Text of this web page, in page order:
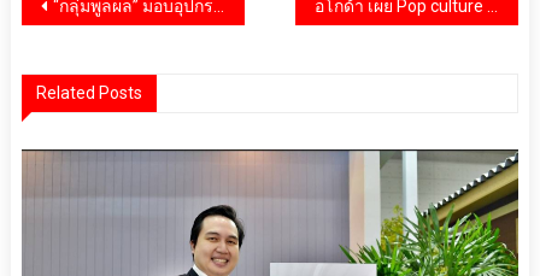
แนะแนว
“กลุ่มพูลผล” มอบอุปกรณ์จำเป็นและเครื่องอุปโภคบริโภค สนับสนุนการปฏิบัติหน้าที่ของกองทัพภาคที่ 2 เพื่อความมั่นคงของประเทศ อโกด้า เผย Pop culture งานดนตรีและเทศกาลต่าง ๆ มีส่วนช่วยกระตุ้นความสนใจในการเดินทางเข้ามายังประเทศไทยเพิ่มขึ้น
Related Posts